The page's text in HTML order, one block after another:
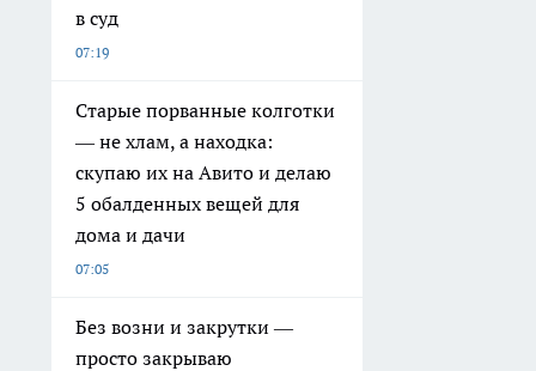
в суд
07:19
Старые порванные колготки
— не хлам, а находка:
скупаю их на Авито и делаю
5 обалденных вещей для
дома и дачи
07:05
Без возни и закрутки —
просто закрываю